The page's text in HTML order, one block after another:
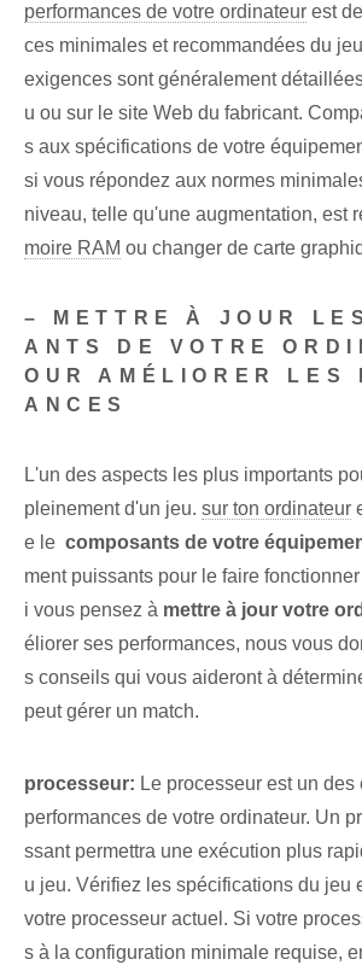
performances de votre ordinateur est
ces minimales et recommandées du
exigences sont généralement
u ou sur le site Web du fabricant.
s aux ‌spécifications de votre
si vous répondez aux normes
niveau, telle qu'une augmentation, est
moire RAM ou changer de carte
– METTRE À JOUR
ANTS DE VOTRE
OUR AMÉLIORER LES
ANCES
L'un des aspects les plus importants
pleinement d'un jeu. sur ton ordinateur
e le ‌ composants de votre
ment puissants pour le faire
i vous pensez à mettre à jour votre
éliorer ses performances, nous vous
s conseils qui vous aideront à
peut gérer un match.
processeur: Le processeur est un
performances de votre ordinateur. Un
ssant permettra une exécution plus
u jeu. Vérifiez les spécifications du jeu
votre processeur actuel. Si votre
s à la configuration minimale requise,